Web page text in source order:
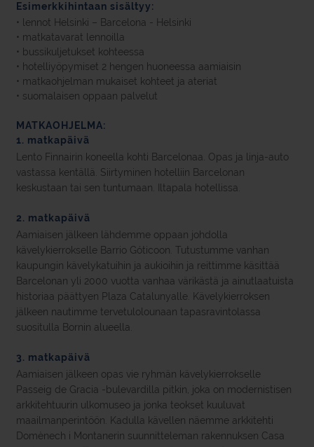
Esimerkkihintaan sisältyy:
• lennot Helsinki – Barcelona - Helsinki
• matkatavarat lennoilla
• bussikuljetukset kohteessa
• hotelliyöpymiset 2 hengen huoneessa aamiaisin
• matkaohjelman mukaiset kohteet ja ateriat
• suomalaisen oppaan palvelut
MATKAOHJELMA:
1. matkapäivä
Lento Finnairin koneella kohti Barcelonaa. Opas ja linja-auto
vastassa kentällä. Siirtyminen hotelliin Barcelonan
keskustaan tai sen tuntumaan. Iltapala hotellissa.
2. matkapäivä
Aamiaisen jälkeen lähdemme oppaan johdolla
kävelykierrokselle Barrio Góticoon. Tutustumme vanhan
kaupungin kävelykatuihin ja aukioihin ja reittimme käsittää
Barcelonan yli 2000 vuotta vanhaa värikästä ja ainutlaatuista
historiaa päättyen Plaza Catalunyalle. Kävelykierroksen
jälkeen nautimme tervetulolounaan tapasravintolassa
suositulla Bornin alueella.
3. matkapäivä
Aamiaisen jälkeen opas vie ryhmän kävelykierrokselle
Passeig de Gracia -bulevardilla pitkin, joka on modernistisen
arkkitehtuurin ulkomuseo ja jonka teokset kuuluvat
maailmanperintöön. Kadulla kävellen näemme arkkitehti
Domènech i Montanerin suunnitteleman rakennuksen Casa